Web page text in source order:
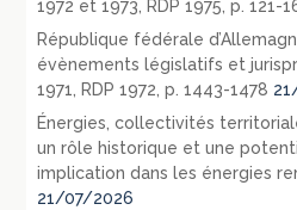
1972 et 1973, RDP 1975, p. 121-
République fédérale
évènements législatifs et
1971, RDP 1972, p. 1443-1478
Énergies, collectivités
un rôle historique et une
implication dans les énergies
21/07/2026